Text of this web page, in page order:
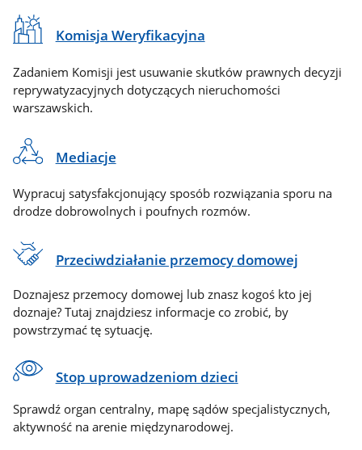
Komisja Weryfikacyjna
Zadaniem Komisji jest usuwanie skutków prawnych decyzji
reprywatyzacyjnych dotyczących nieruchomości
warszawskich.
Mediacje
Wypracuj satysfakcjonujący sposób rozwiązania sporu na
drodze dobrowolnych i poufnych rozmów.
Przeciwdziałanie przemocy domowej
Doznajesz przemocy domowej lub znasz kogoś kto jej
doznaje? Tutaj znajdziesz informacje co zrobić, by
powstrzymać tę sytuację.
Stop uprowadzeniom dzieci
Sprawdź organ centralny, mapę sądów specjalistycznych,
aktywność na arenie międzynarodowej.